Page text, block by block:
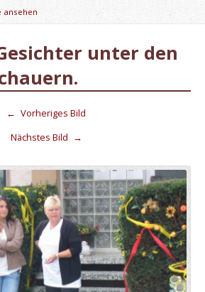
ansehen
unter den
← Vorheriges Bild
Nächstes Bild →